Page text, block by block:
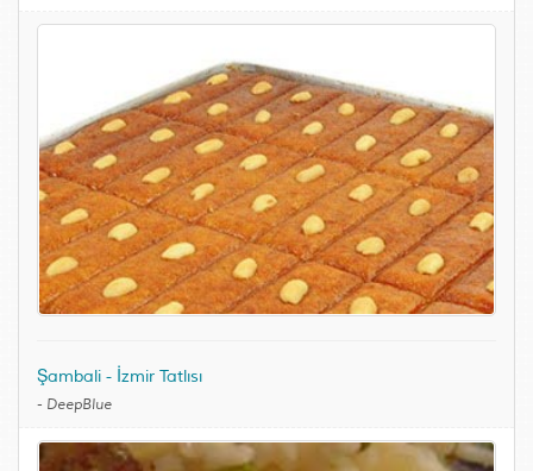
Şambali - İzmir Tatlısı
- DeepBlue